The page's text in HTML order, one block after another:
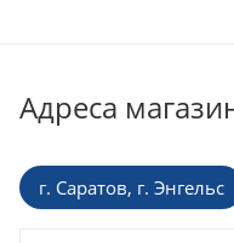
Адреса
г. Саратов, г. Энгельс